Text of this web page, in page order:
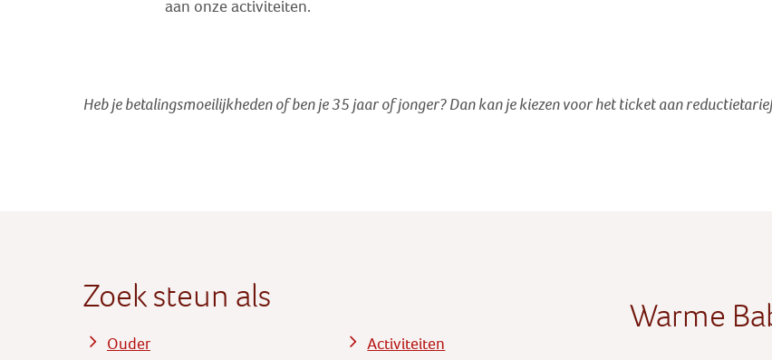
aan onze activiteiten.
Heb je betalingsmoeilijkheden of ben je 35 jaar of jonger? Dan kan je kiezen voor het ticket aan
Zoek steun als
Ouder
Activiteiten
Warme